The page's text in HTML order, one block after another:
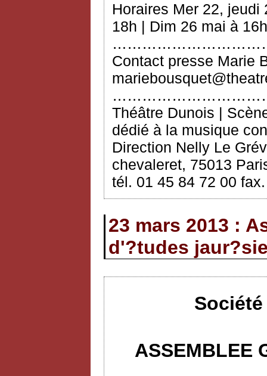
Horaires Mer 22,
18h | Dim 26 mai à 16h
Contact presse Marie
Théâtre Dunois |
dédié à la musique
Direction Nelly Le
chevaleret, 75013
tél. 01 45 84 72 00
23 mars 2013 :
d'?tudes
ASSEMBLEE